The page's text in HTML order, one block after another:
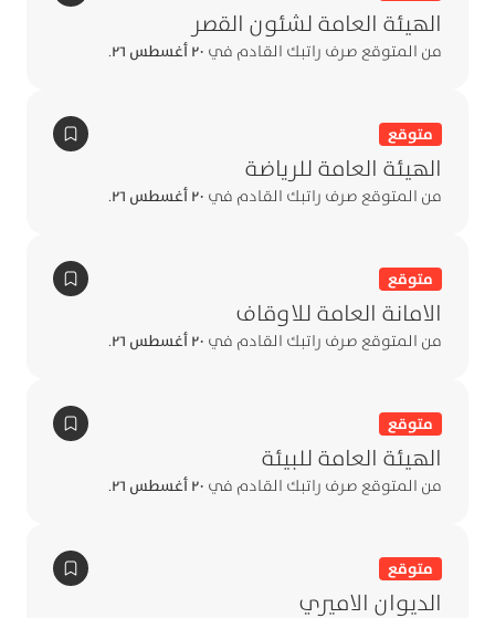
الهيئة العامة لشئون القصر
من المتوقع صرف راتبك القادم في ٢٠ أغسطس ٢٦ .
متوقع
الهيئة العامة للرياضة
من المتوقع صرف راتبك القادم في ٢٠ أغسطس ٢٦ .
متوقع
الامانة العامة للاوقاف
من المتوقع صرف راتبك القادم في ٢٠ أغسطس ٢٦ .
متوقع
الهيئة العامة للبيئة
من المتوقع صرف راتبك القادم في ٢٠ أغسطس ٢٦ .
متوقع
الديوان الاميري